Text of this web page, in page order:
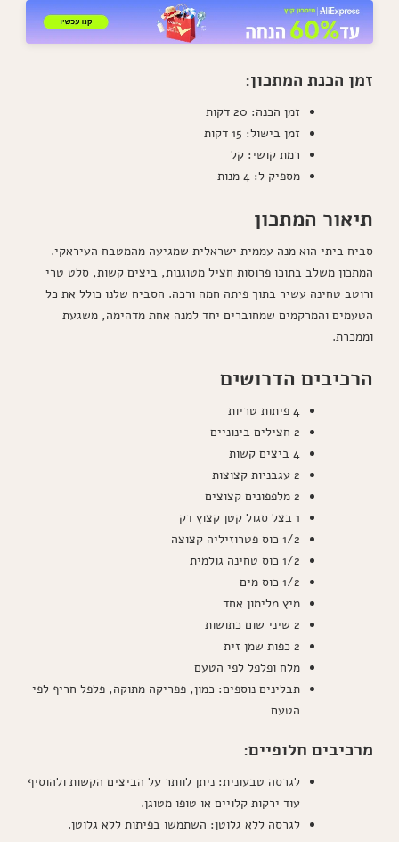
זמן הכנת המתכון:
זמן הכנה: 20 דקות
זמן בישול: 15 דקות
רמת קושי: קל
מספיק ל: 4 מנות
תיאור המתכון
סביח ביתי הוא מנה עממית ישראלית שמגיעה מהמטבח העיראקי.
המתכון משלב בתוכו פרוסות חציל מטוגנות, ביצים קשות, סלט טרי
ורוטב טחינה עשיר בתוך פיתה חמה ורכה. הסביח שלנו כולל את כל
הטעמים והמרקמים שמחוברים יחד למנה אחת מדהימה, משגעת
וממכרת.
הרכיבים הדרושים
4 פיתות טריות
2 חצילים בינוניים
4 ביצים קשות
2 עגבניות קצוצות
2 מלפפונים קצוצים
1 בצל סגול קטן קצוץ דק
1/2 כוס פטרוזיליה קצוצה
1/2 כוס טחינה גולמית
1/2 כוס מים
מיץ מלימון אחד
2 שיני שום כתושות
2 כפות שמן זית
מלח ופלפל לפי הטעם
תבלינים נוספים: כמון, פפריקה מתוקה, פלפל חריף לפי
הטעם
מרכיבים חלופיים:
לגרסה טבעונית: ניתן לוותר על הביצים הקשות ולהוסיף
עוד ירקות קלויים או טופו מטוגן.
לגרסה ללא גלוטן: השתמשו בפיתות ללא גלוטן.